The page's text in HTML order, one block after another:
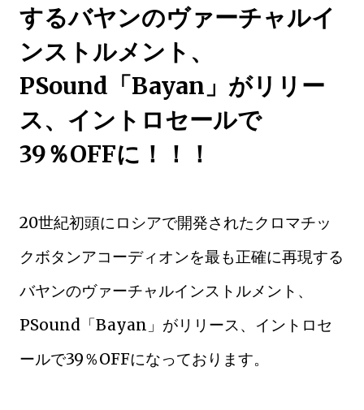
するバヤンのヴァーチャルイ
ンストルメント、
PSound「Bayan」がリリー
ス、イントロセールで
39％OFFに！！！
20世紀初頭にロシアで開発されたクロマチッ
クボタンアコーディオンを最も正確に再現する
バヤンのヴァーチャルインストルメント、
PSound「Bayan」がリリース、イントロセ
ールで39％OFFになっております。